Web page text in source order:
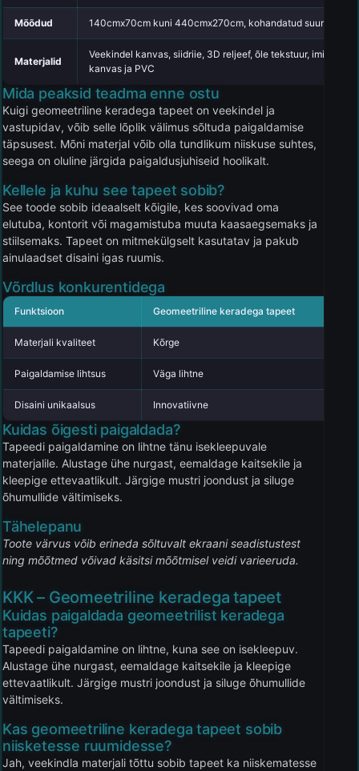
Mõõdud 140cmx70cm kuni 440cmx270cm, kohandatud suurused
Materjalid
Veekindel kanvas, siidriie, 3D reljeef, õle tekstuur,
kanvas ja PVC
Mida peaksid teadma enne ostu
Kuigi geomeetriline keradega tapeet on veekindel ja
vastupidav, võib selle lõplik välimus sõltuda paigaldamise
täpsusest. Mõni materjal võib olla tundlikum niiskuse suhtes,
seega on oluline järgida paigaldusjuhiseid hoolikalt.
Kellele ja kuhu see tapeet sobib?
See toode sobib ideaalselt kõigile, kes soovivad oma
elutuba, kontorit või magamistuba muuta kaasaegsemaks ja
stiilsemaks. Tapeet on mitmekülgselt kasutatav ja pakub
ainulaadset disaini igas ruumis.
Võrdlus konkurentidega
Funktsioon Geomeetriline keradega tapeet
Materjali kvaliteet Kõrge
Paigaldamise lihtsus Väga lihtne
Disaini unikaalsus Innovatiivne
Kuidas õigesti paigaldada?
Tapeedi paigaldamine on lihtne tänu isekleepuvale
materjalile. Alustage ühe nurgast, eemaldage kaitsekile ja
kleepige ettevaatlikult. Järgige mustri joondust ja siluge
õhumullide vältimiseks.
Tähelepanu
Toote värvus võib erineda sõltuvalt ekraani seadistustest
ning mõõtmed võivad käsitsi mõõtmisel veidi varieeruda.
KKK – Geomeetriline keradega tapeet
Kuidas paigaldada geomeetrilist keradega
tapeeti?
Tapeedi paigaldamine on lihtne, kuna see on isekleepuv.
Alustage ühe nurgast, eemaldage kaitsekile ja kleepige
ettevaatlikult. Järgige mustri joondust ja siluge õhumullide
vältimiseks.
Kas geomeetriline keradega tapeet sobib
niisketesse ruumidesse?
Jah, veekindla materjali tõttu sobib tapeet ka niiskematesse